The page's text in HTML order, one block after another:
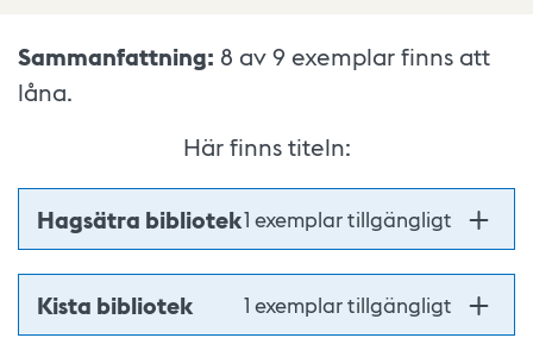
Sammanfattning: 8 av 9 exemplar finns att
låna.
Här finns titeln:
Hagsätra bibliotek1 exemplar tillgängligt
Kista bibliotek 1 exemplar tillgängligt